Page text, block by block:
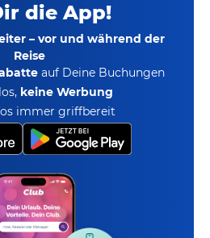
die App!
– vor und während der
Reise
auf Deine Buchungen
keine Werbung
immer griffbereit